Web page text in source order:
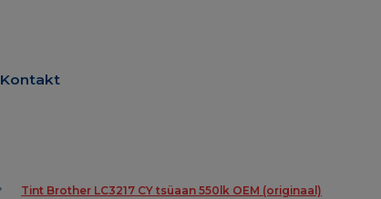
Kontakt
Tint Brother LC3217 CY tsüaan 550lk OEM (originaal)